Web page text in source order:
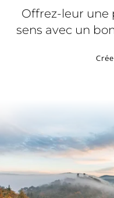
Bien-être
Palatinat et
Offrez-leur une
sens avec un